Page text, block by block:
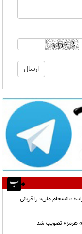
«انسجام ملی» را قربانی
هرمز» تصویب شد